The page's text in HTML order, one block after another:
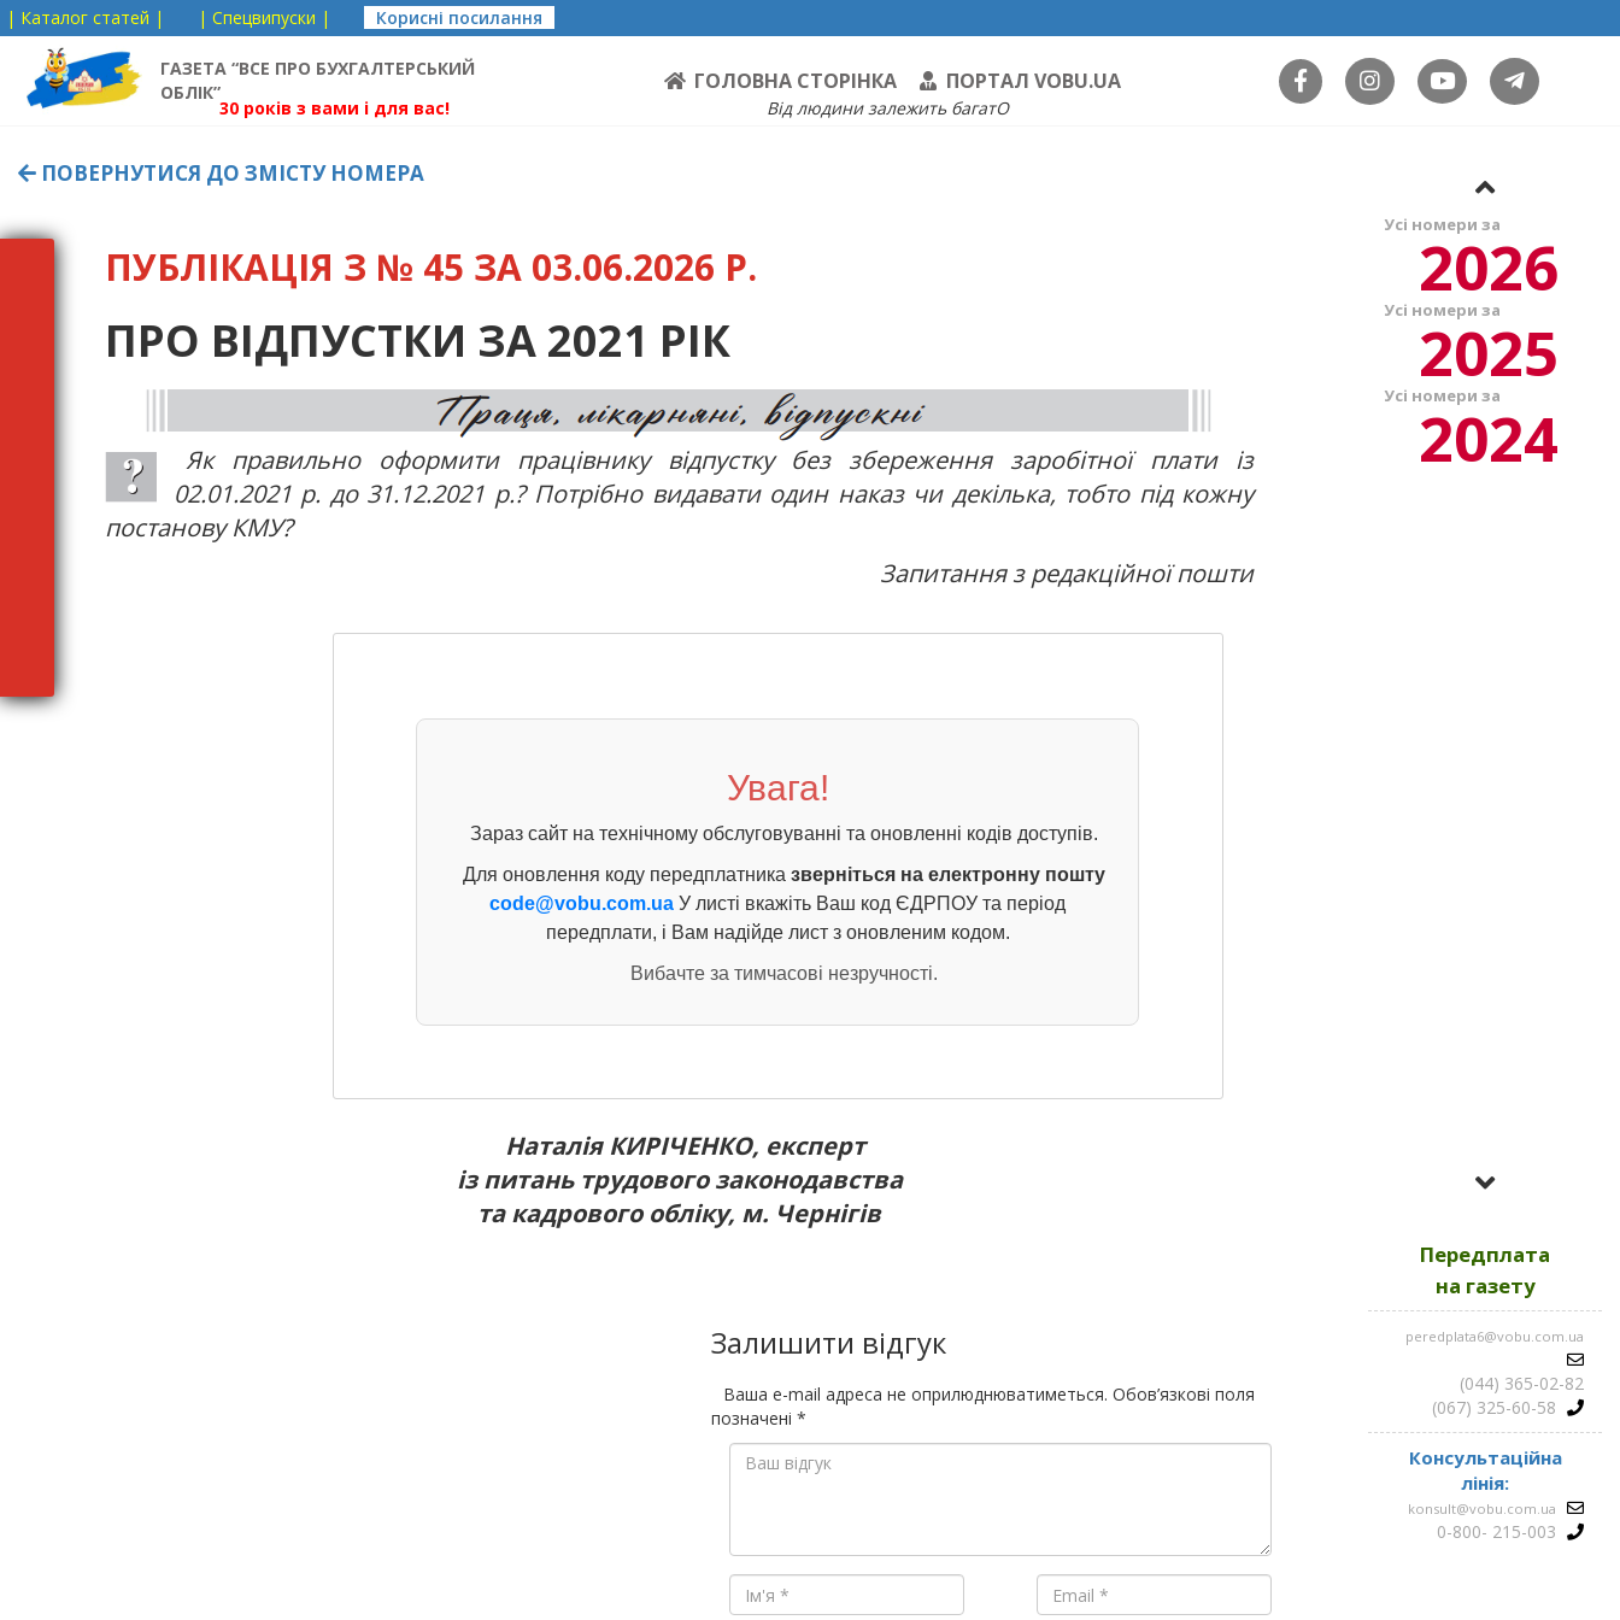
| Каталог статей | | Спецвипуски | Корисні посилання
ГАЗЕТА “ВСЕ ПРО БУХГАЛТЕРСЬКИЙ
ОБЛІК”
ГОЛОВНА СТОРІНКА ПОРТАЛ VOBU.UA
30 років з вами і для вас! Від людини залежить багатО
ПОВЕРНУТИСЯ ДО ЗМІСТУ НОМЕРА
ПУБЛІКАЦІЯ З № 45 ЗА 03.06.2026 Р.
ПРО ВІДПУСТКИ ЗА 2021 РІК
Як правильно оформити працівнику відпустку без збереження заробітної плати із
02.01.2021 р. до 31.12.2021 р.? Потрібно видавати один наказ чи декілька, тобто під кожну
постанову КМУ?
Запитання з редакційної пошти
Увага!
Зараз сайт на технічному обслуговуванні та оновленні кодів доступів.
Для оновлення коду передплатника зверніться на електронну пошту
code@vobu.com.ua У листі вкажіть Ваш код ЄДРПОУ та період
передплати, і Вам надійде лист з оновленим кодом.
Вибачте за тимчасові незручності.
Наталія КИРІЧЕНКО, експерт
із питань трудового законодавства
та кадрового обліку, м. Чернігів
Залишити відгук
Ваша e-mail адреса не оприлюднюватиметься. Обов’язкові поля
позначені *
Усі номери за
2026
Усі номери за
2025
Усі номери за
2024
2023
Усі номери за
2022
Усі номери за
2021
Передплата
на газету
peredplata6@vobu.com.ua
(044) 365-02-82
(067) 325-60-58
Консультаційна
лінія:
konsult@vobu.com.ua
0-800- 215-003